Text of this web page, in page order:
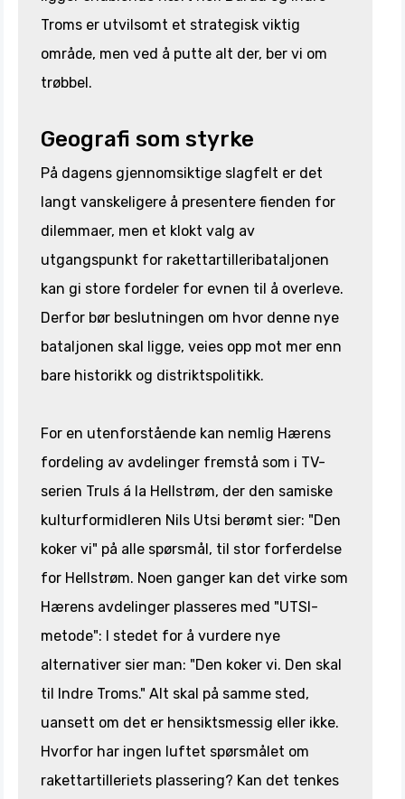
Troms er utvilsomt et strategisk viktig
område, men ved å putte alt der, ber vi om
trøbbel.
Geografi som styrke
På dagens gjennomsiktige slagfelt er det
langt vanskeligere å presentere fienden for
dilemmaer, men et klokt valg av
utgangspunkt for rakettartilleribataljonen
kan gi store fordeler for evnen til å overleve.
Derfor bør beslutningen om hvor denne nye
bataljonen skal ligge, veies opp mot mer enn
bare historikk og distriktspolitikk.
For en utenforstående kan nemlig Hærens
fordeling av avdelinger fremstå som i TV-
serien Truls á la Hellstrøm, der den samiske
kulturformidleren Nils Utsi berømt sier: "Den
koker vi" på alle spørsmål, til stor forferdelse
for Hellstrøm. Noen ganger kan det virke som
Hærens avdelinger plasseres med "UTSI-
metode": I stedet for å vurdere nye
alternativer sier man: "Den koker vi. Den skal
til Indre Troms." Alt skal på samme sted,
uansett om det er hensiktsmessig eller ikke.
Hvorfor har ingen luftet spørsmålet om
rakettartilleriets plassering? Kan det tenkes